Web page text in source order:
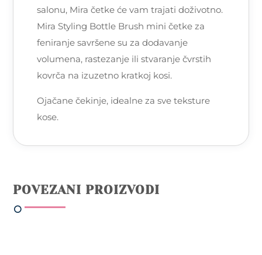
salonu, Mira četke će vam trajati doživotno.
Mira Styling Bottle Brush mini četke za
feniranje savršene su za dodavanje
volumena, rastezanje ili stvaranje čvrstih
kovrča na izuzetno kratkoj kosi.
Ojačane čekinje, idealne za sve teksture
kose.
POVEZANI PROIZVODI